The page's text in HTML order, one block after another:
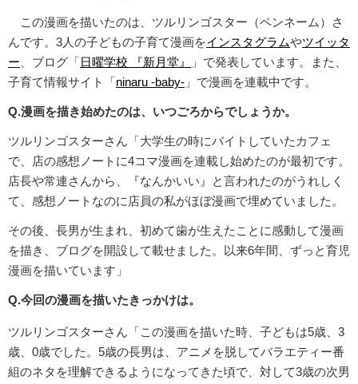
この漫画を描いたのは、ツルリンゴスター（ペンネーム）さ
んです。3人の子どもの子育て漫画をインスタグラムやツイッタ
ー 、ブログ「日曜学校 『新月堂』
」で発表しています。また、
子育て情報サイト「ninaru -baby- 」で漫画を連載中です。
Q.漫画を描き始めたのは、いつごろからでしょうか。
ツルリンゴスターさん「大学生の時にバイトしていたカフェ
で、店の感想ノートに4コマ漫画を連載し始めたのが最初です。
店長や常連さんから、『なんかいい』と言われたのがうれしく
て、感想ノートなのに店員の私がほぼ漫画で埋めていました。
その後、長男が生まれ、初めて歯が生えたことに感動して漫画
を描き、ブログを開設して載せました。以来6年間、ずっと育児
漫画を描いています」
Q.今回の漫画を描いたきっかけは。
ツルリンゴスターさん「この漫画を描いた時、子どもは5歳、3
歳、0歳でした。5歳の長男は、アニメを脱してバラエティー番
組のネタを理解できるようになってきた頃で、対して3歳の次男